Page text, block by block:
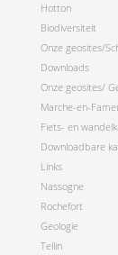
Hotton
Biodiversiteit
Onze geosites/
Downloads
Onze geosites/
Marche-en-
Fiets- en
Downloadbare
Links
Nassogne
Rochefort
Geologie
Tellin